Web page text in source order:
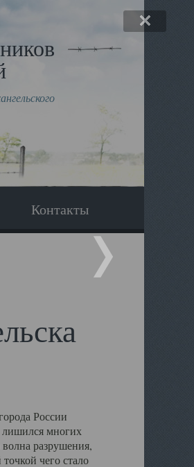
Контакты
России
лишился многих
разрушения,
чего стало